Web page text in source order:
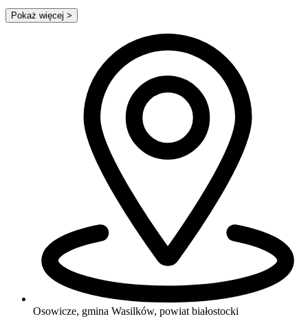
Pokaż więcej >
Osowicze, gmina Wasilków, powiat białostocki